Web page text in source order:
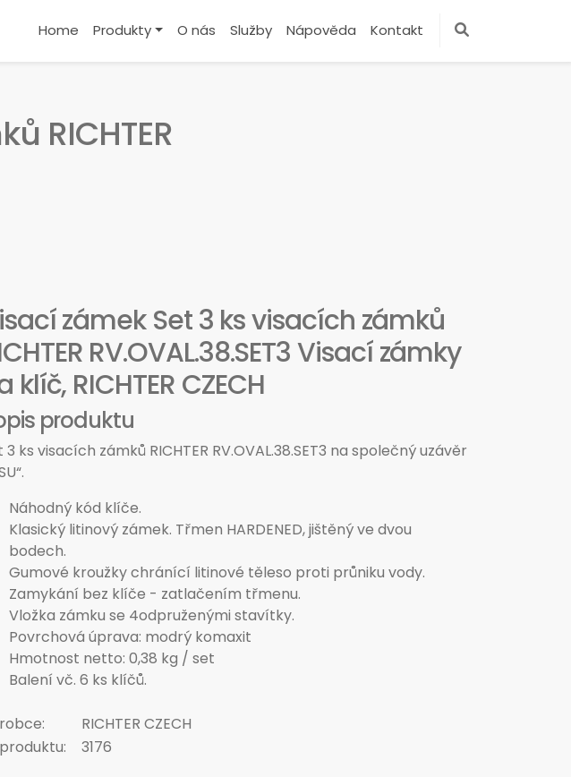
Home Produkty O nás Služby Nápověda Kontakt
RICHTER
zámek Set 3 ks visacích zámků
RV.OVAL.38.SET3 Visací zámky
klíč, RICHTER CZECH
produktu
3 ks visacích zámků RICHTER RV.OVAL.38.SET3 na společný uzávěr
Náhodný kód klíče.
Klasický litinový zámek. Třmen HARDENED, jištěný ve dvou
bodech.
Gumové kroužky chránící litinové těleso proti průniku vody.
Zamykání bez klíče - zatlačením třmenu.
Vložka zámku se 4odpruženými stavítky.
Povrchová úprava: modrý komaxit
Hmotnost netto: 0,38 kg / set
Balení vč. 6 ks klíčů.
RICHTER CZECH
3176